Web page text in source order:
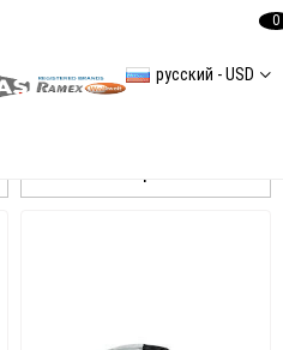
русский - USD
0